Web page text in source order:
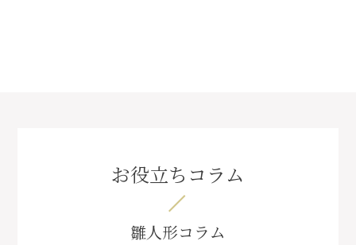
お役立ちコラム
雛人形コラム